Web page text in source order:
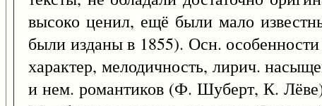
высоко ценил, ещё были мало
были изданы в 1855). Осн.
характер, мелодичность, лирич.
и нем. романтиков (Ф. Шуберт, К.